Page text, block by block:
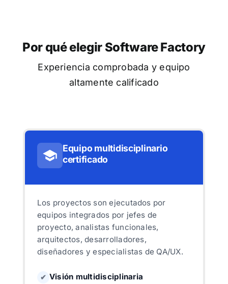
Por qué elegir Software Factory
Experiencia comprobada y equipo
altamente calificado
Equipo multidisciplinario
certificado
Los proyectos son ejecutados por
equipos integrados por jefes de
proyecto, analistas funcionales,
arquitectos, desarrolladores,
diseñadores y especialistas de QA/UX.
✔ Visión multidisciplinaria